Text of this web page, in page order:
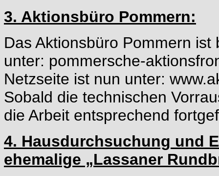
3. Aktionsbüro Pommern:
Das Aktionsbüro Pommern
unter: pommersche-
Netzseite ist nun unter:
Sobald die technischen
die Arbeit entsprechend
4. Hausdurchsuchung und
ehemalige „Lassaner